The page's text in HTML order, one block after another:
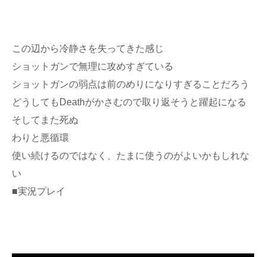
この辺から冷静さを失ってきた感じ
ショットガンで無理に攻めすぎている
ショットガンの弱点は前のめりになりすぎることだろう
どうしてもDeathがかさむので取り返そうと躍起になる
そしてまた死ぬ
わりと悪循環
使い続けるのではなく、たまに使うのがよいかもしれな
い
■実況プレイ